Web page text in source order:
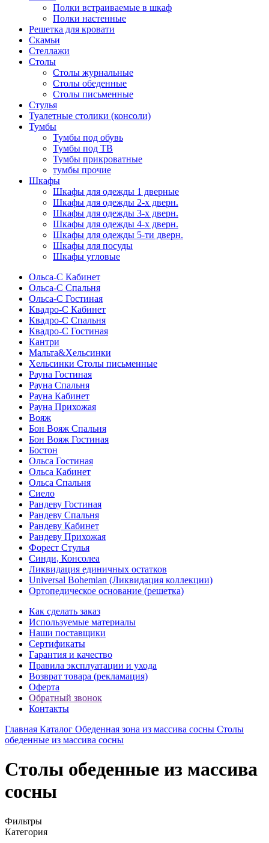
Полки встраиваемые в шкаф
Полки настенные
Решетка для кровати
Скамьи
Стеллажи
Столы
Столы журнальные
Столы обеденные
Столы письменные
Стулья
Туалетные столики (консоли)
Тумбы
Тумбы под обувь
Тумбы под ТВ
Тумбы прикроватные
тумбы прочие
Шкафы
Шкафы для одежды 1 дверные
Шкафы для одежды 2-х дверн.
Шкафы для одежды 3-х дверн.
Шкафы для одежды 4-х дверн.
Шкафы для одежды 5-ти дверн.
Шкафы для посуды
Шкафы угловые
Ольса-С Кабинет
Ольса-С Спальня
Ольса-С Гостиная
Квадро-С Кабинет
Квадро-С Спальня
Квадро-С Гостиная
Кантри
Мальта&Хельсинки
Хельсинки Столы письменные
Рауна Гостиная
Рауна Спальня
Рауна Кабинет
Рауна Прихожая
Вояж
Бон Вояж Спальня
Бон Вояж Гостиная
Бостон
Ольса Гостиная
Ольса Кабинет
Ольса Спальня
Сиело
Рандеву Гостиная
Рандеву Спальня
Рандеву Кабинет
Рандеву Прихожая
Форест Стулья
Синди, Консолеа
Ликвидация единичных остатков
Universal Bohemian (Ликвидация коллекции)
Ортопедическое основание (решетка)
Как сделать заказ
Используемые материалы
Наши поставщики
Сертификаты
Гарантия и качество
Правила эксплуатации и ухода
Возврат товара (рекламация)
Оферта
Обратный звонок
Контакты
Главная Каталог Обеденная зона из массива сосны Столы
обеденные из массива сосны
Столы обеденные из массива
сосны
Фильтры
Категория